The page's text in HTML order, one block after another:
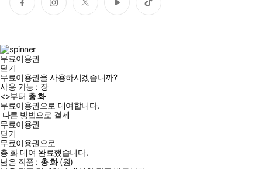
페
이
인
스
트
위
유
튜
틱
톡
무료이용권
닫기
무료이용권을 사용하시겠습니까?
사용 가능 : 장
<>부터 총화
무료이용권으로 대여합니다.
다른 방법으로 결제
무료이용권
닫기
무료이용권으로
총 화대여 완료했습니다.
남은 작품 : 총화(원)